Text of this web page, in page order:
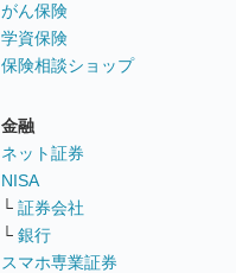
がん保険
学資保険
保険相談ショップ
金融
ネット証券
NISA
└ 証券会社
└ 銀行
スマホ専業証券